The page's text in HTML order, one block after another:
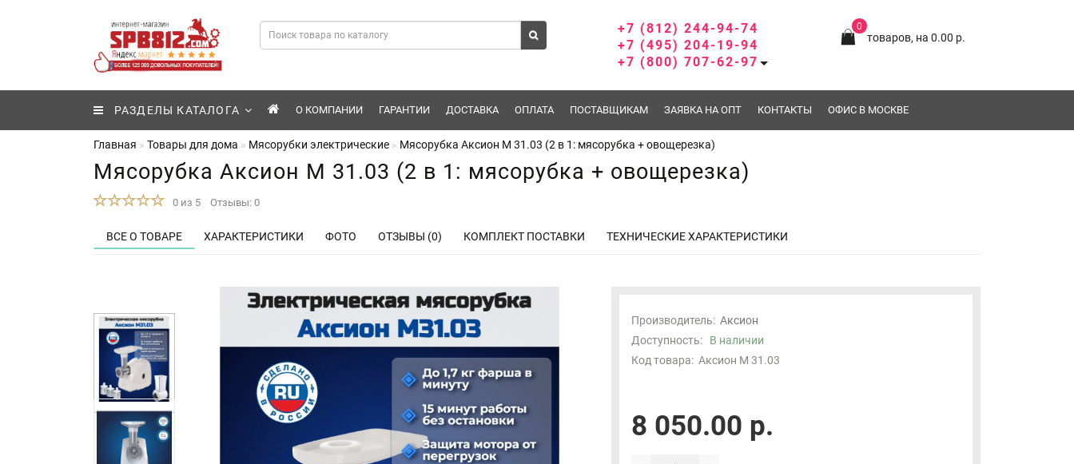
0
товаров, на 0.00 р.
+7 (812) 244-94-74
+7 (495) 204-19-94
+7 (800) 707-62-97
РАЗДЕЛЫ КАТАЛОГА О КОМПАНИИ ГАРАНТИИ ДОСТАВКА ОПЛАТА ПОСТАВЩИКАМ ЗАЯВКА НА ОПТ КОНТАКТЫ ОФИС В МОСКВЕ
Главная Товары для дома Мясорубки электрические Мясорубка Аксион М 31.03 (2 в 1: мясорубка + овощерезка)
Мясорубка Аксион М 31.03 (2 в 1: мясорубка + овощерезка)
0 из 5 Отзывы: 0
ВСЕ О ТОВАРЕ ХАРАКТЕРИСТИКИ ФОТО ОТЗЫВЫ (0) КОМПЛЕКТ ПОСТАВКИ ТЕХНИЧЕСКИЕ ХАРАКТЕРИСТИКИ
Производитель: Аксион
Доступность: В наличии
Код товара: Аксион М 31.03
8 050.00 р.